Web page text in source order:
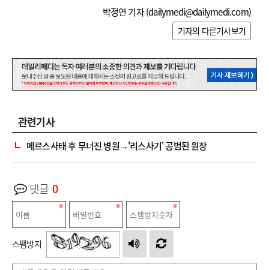
박정연 기자 (dailymedi@dailymedi.com)
기자의 다른기사보기
관련기사
메르스사태 후 무너진 병원→'리스사기' 공범된 원장
댓글 0
스팸방지